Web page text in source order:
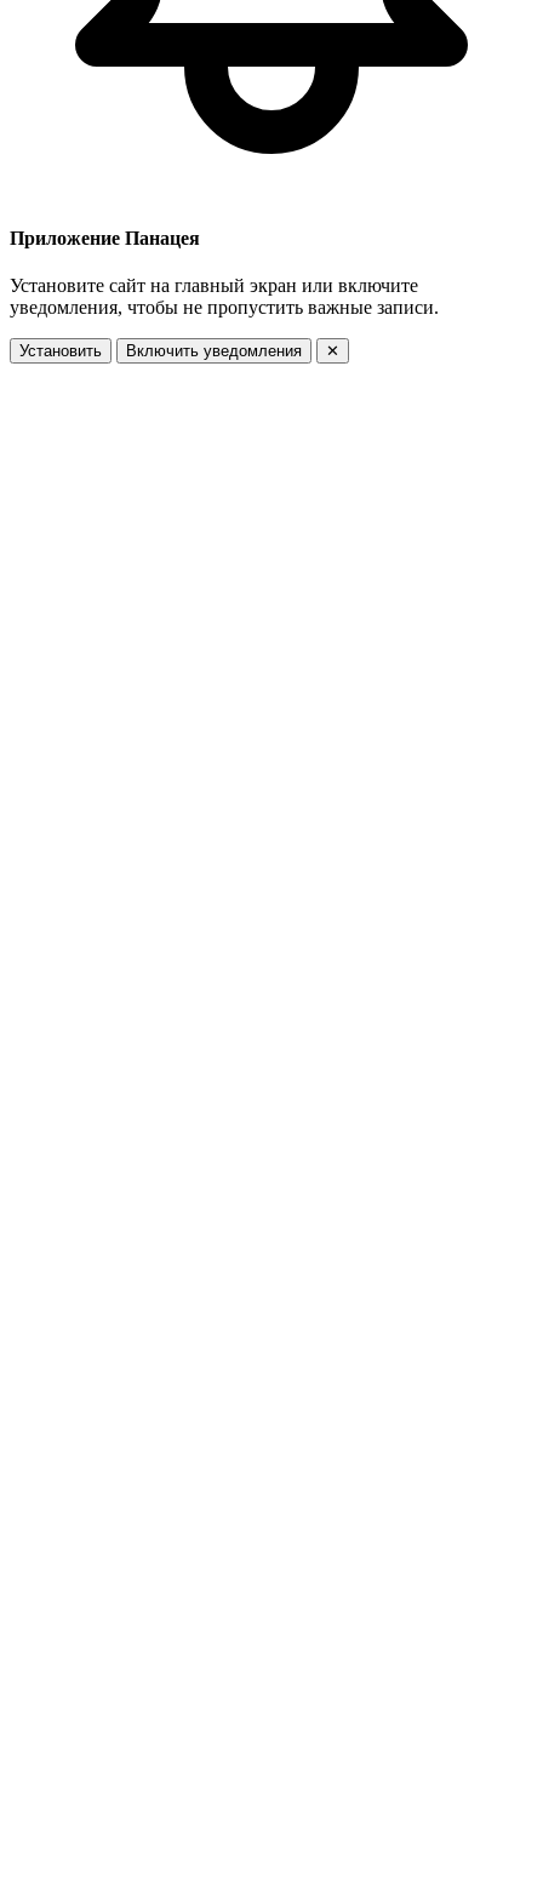
Приложение Панацея
Установите сайт на главный экран или включите
уведомления, чтобы не пропустить важные записи.
Установить Включить уведомления ✕